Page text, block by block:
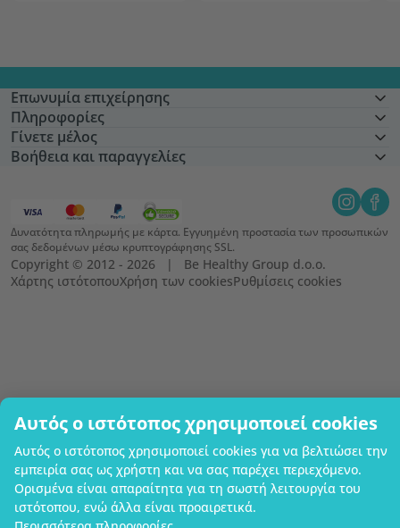
Αυτός ο ιστότοπος χρησιμοποιεί cookies
Αυτός ο ιστότοπος χρησιμοποιεί cookies για να βελτιώσει την
εμπειρία σας ως χρήστη και να σας παρέχει περιεχόμενο.
Ορισμένα είναι απαραίτητα για τη σωστή λειτουργία του
ιστότοπου, ενώ άλλα είναι προαιρετικά.
Επωνυμία επιχείρησης
Πληροφορίες
Γίνετε μέλος
Βοήθεια και παραγγελίες
Δυνατότητα πληρωμής με κάρτα. Εγγυημένη προστασία των προσωπικών
σας δεδομένων μέσω κρυπτογράφησης SSL.
Copyright © 2012 - 2026   |   Be Healthy Group d.o.o.
Χάρτης ιστότοπουΧρήση των cookiesΡυθμίσεις cookies